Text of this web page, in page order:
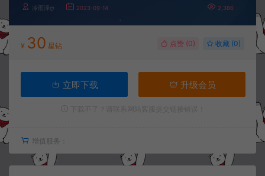
冷雨泽ღ 2023-09-14 2,386
¥ 30 星钻 点赞 (0) 收藏 (0)
立即下载 升级会员
增值服务：